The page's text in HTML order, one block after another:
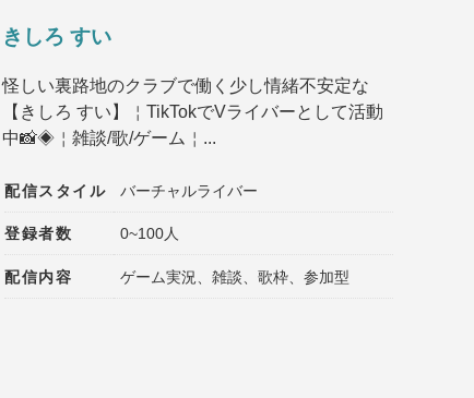
きしろ すい
怪しい裏路地のクラブで働く少し情緒不安定な
【きしろ すい】￤TikTokでVライバーとして活動
中📸◈￤雑談/歌/ゲーム￤...
配信スタイル バーチャルライバー
登録者数 0~100人
配信内容 ゲーム実況、雑談、歌枠、参加型